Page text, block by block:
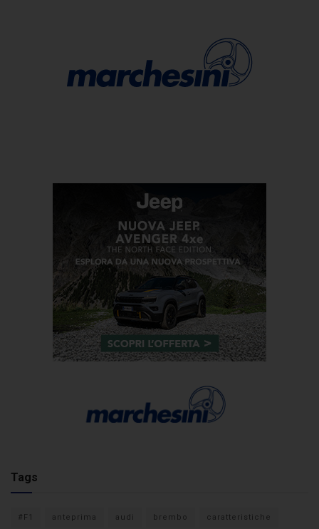
Tags
#F1 anteprima audi brembo caratteristiche